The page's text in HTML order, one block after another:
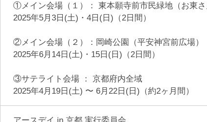
①メイン会場（１）： 東本願寺前市民緑地（お東
2025年5月3日(土)・4日(日)（2日間）
②メイン会場（２）：岡崎公園（平安神宮前広場）
2025年6月14日(土)・15日(日)（2日間）
③サテライト会場 ： 京都府内全域
2025年4月19日(土) 〜 6月22日(日)（約2ヶ月間）